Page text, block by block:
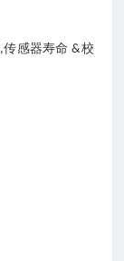
,传感器寿命&校